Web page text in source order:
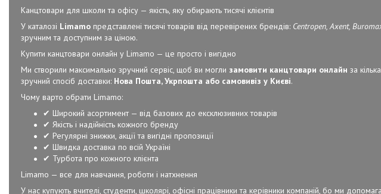
Канцтовари для школи та офісу — якість, яку обирають тисячі клієнтів
У каталозі Limamo представлені тисячі товарів від перевірених брендів: Centropen, Axent,
зручним та доступним за ціною.
Купити канцтовари онлайн у Limamo — це просто і вигідно
Ми створили максимально зручний сервіс, щоб ви могли замовити канцтовари онлайн за
зручний спосіб доставки: Нова Пошта, Укрпошта або самовивіз у Києві.
Чому варто обрати Limamo:
✔ Широкий асортимент — від базових до ексклюзивних товарів
✔ Якість і надійність кожного бренду
✔ Регулярні знижки, акції та вигідні пропозиції
✔ Швидка доставка по всій Україні
✔ Турбота про кожного клієнта
Limamo — все для навчання, роботи і натхнення
У нас купують вчителі, студенти, школярі, офісні працівники та керівники компаній, бо ми